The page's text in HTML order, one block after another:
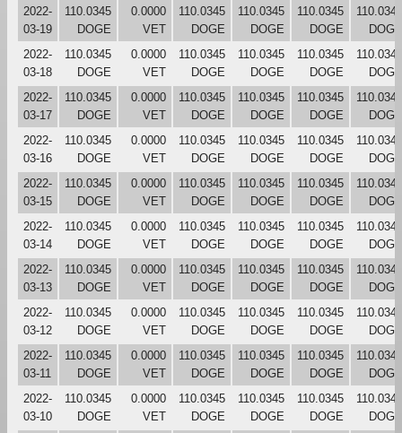
2022-
03-19
110.0345
DOGE
0.0000
VET
110.0345
DOGE
110.0345
DOGE
110.0345
DOGE
110.0345
DOGE
2022-
03-18
110.0345
DOGE
0.0000
VET
110.0345
DOGE
110.0345
DOGE
110.0345
DOGE
110.0345
DOGE
2022-
03-17
110.0345
DOGE
0.0000
VET
110.0345
DOGE
110.0345
DOGE
110.0345
DOGE
110.0345
DOGE
2022-
03-16
110.0345
DOGE
0.0000
VET
110.0345
DOGE
110.0345
DOGE
110.0345
DOGE
110.0345
DOGE
2022-
03-15
110.0345
DOGE
0.0000
VET
110.0345
DOGE
110.0345
DOGE
110.0345
DOGE
110.0345
DOGE
2022-
03-14
110.0345
DOGE
0.0000
VET
110.0345
DOGE
110.0345
DOGE
110.0345
DOGE
110.0345
DOGE
2022-
03-13
110.0345
DOGE
0.0000
VET
110.0345
DOGE
110.0345
DOGE
110.0345
DOGE
110.0345
DOGE
2022-
03-12
110.0345
DOGE
0.0000
VET
110.0345
DOGE
110.0345
DOGE
110.0345
DOGE
110.0345
DOGE
2022-
03-11
110.0345
DOGE
0.0000
VET
110.0345
DOGE
110.0345
DOGE
110.0345
DOGE
110.0345
DOGE
2022-
03-10
110.0345
DOGE
0.0000
VET
110.0345
DOGE
110.0345
DOGE
110.0345
DOGE
110.0345
DOGE